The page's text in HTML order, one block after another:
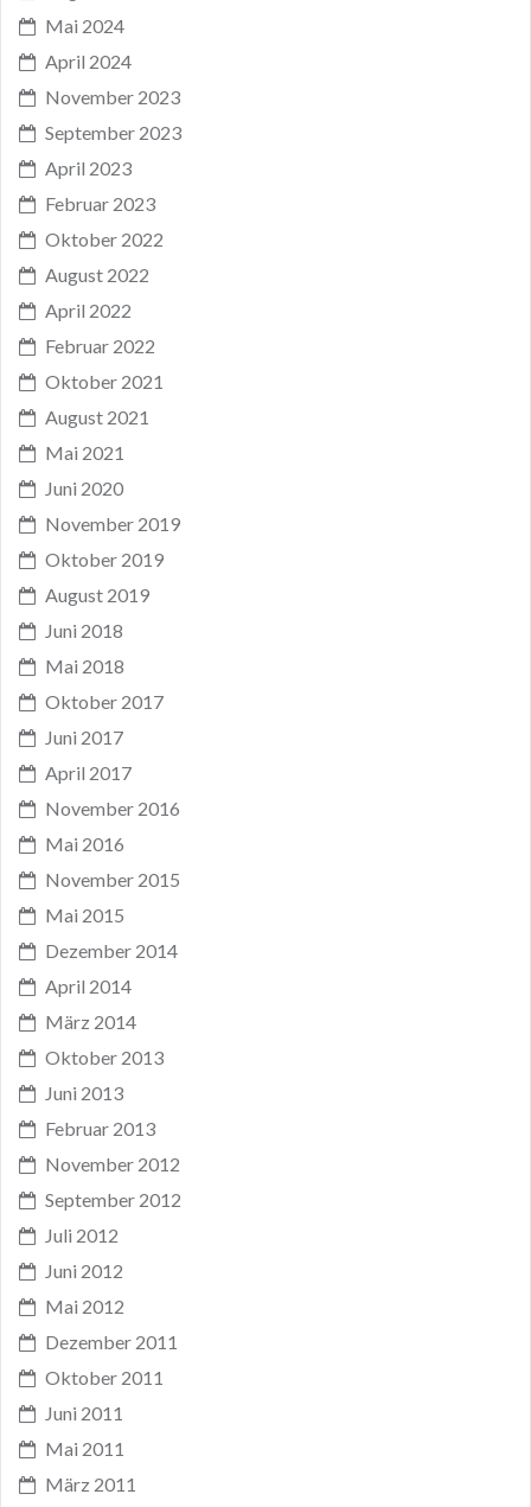
Mai 2024
April 2024
November 2023
September 2023
April 2023
Februar 2023
Oktober 2022
August 2022
April 2022
Februar 2022
Oktober 2021
August 2021
Mai 2021
Juni 2020
November 2019
Oktober 2019
August 2019
Juni 2018
Mai 2018
Oktober 2017
Juni 2017
April 2017
November 2016
Mai 2016
November 2015
Mai 2015
Dezember 2014
April 2014
März 2014
Oktober 2013
Juni 2013
Februar 2013
November 2012
September 2012
Juli 2012
Juni 2012
Mai 2012
Dezember 2011
Oktober 2011
Juni 2011
Mai 2011
März 2011